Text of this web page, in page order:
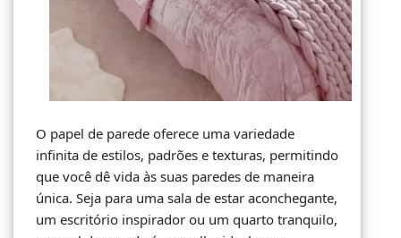
O papel de parede oferece uma variedade
infinita de estilos, padrões e texturas, permitindo
que você dê vida às suas paredes de maneira
única. Seja para uma sala de estar aconchegante,
um escritório inspirador ou um quarto tranquilo,